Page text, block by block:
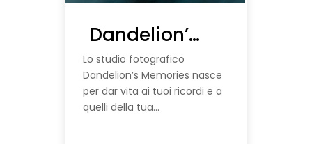
Dandelion’s Memories
Lo studio fotografico
Dandelion’s Memories nasce
per dar vita ai tuoi ricordi e a
quelli della tua...